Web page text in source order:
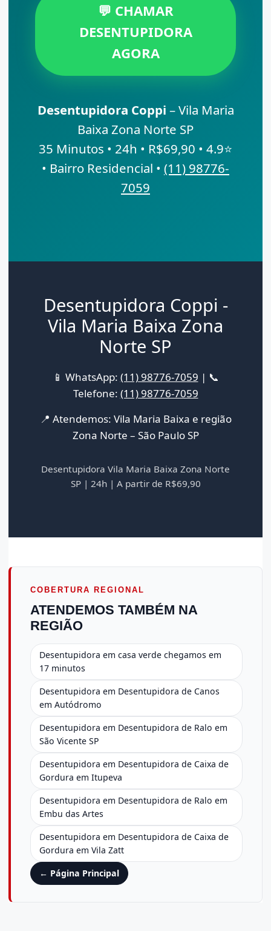
💬 CHAMAR
DESENTUPIDORA
AGORA
Desentupidora Coppi – Vila Maria
Baixa Zona Norte SP
35 Minutos • 24h • R$69,90 • 4.9⭐
• Bairro Residencial • (11) 98776-
7059
Desentupidora Coppi -
Vila Maria Baixa Zona
Norte SP
📱 WhatsApp: (11) 98776-7059 | 📞
Telefone: (11) 98776-7059
📍 Atendemos: Vila Maria Baixa e região
Zona Norte – São Paulo SP
Desentupidora Vila Maria Baixa Zona Norte
SP | 24h | A partir de R$69,90
COBERTURA REGIONAL
ATENDEMOS TAMBÉM NA
REGIÃO
Desentupidora em casa verde chegamos em
17 minutos
Desentupidora em Desentupidora de Canos
em Autódromo
Desentupidora em Desentupidora de Ralo em
São Vicente SP
Desentupidora em Desentupidora de Caixa de
Gordura em Itupeva
Desentupidora em Desentupidora de Ralo em
Embu das Artes
Desentupidora em Desentupidora de Caixa de
Gordura em Vila Zatt
← Página Principal